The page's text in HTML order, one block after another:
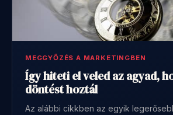
MEGGYŐZÉS A MARKETINGBEN
Így hiteti el veled az agyad,
döntést hoztál
Az alábbi cikkben az egyik